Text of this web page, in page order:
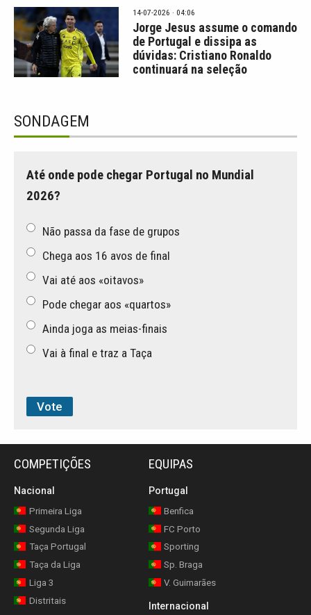
14-07-2026 · 04:06
Jorge Jesus assume o comando
de Portugal e dissipa as
dúvidas: Cristiano Ronaldo
continuará na seleção
SONDAGEM
Até onde pode chegar Portugal no Mundial
2026?
Não passa da fase de grupos
Chega aos 16 avos de final
Vai até aos «oitavos»
Pode chegar aos «quartos»
Ainda joga as meias-finais
Vai à final e traz a Taça
COMPETIÇÕES
Nacional
Primeira Liga
Segunda Liga
Taça Portugal
Taça da Liga
Liga 3
Distritais
EQUIPAS
Portugal
Benfica
FC Porto
Sporting
Sp. Braga
V. Guimarães
Internacional